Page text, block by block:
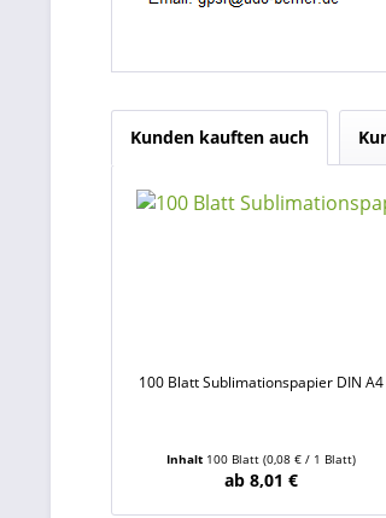
Kunden kauften auch
100 Blatt Sublimationspapier DIN A4
Inhalt 100 Blatt(0,08 € / 1 Blatt)
ab 8,01 €